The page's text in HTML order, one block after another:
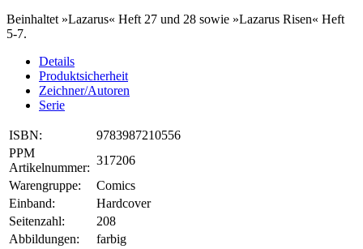
Beinhaltet »Lazarus« Heft 27 und 28 sowie »Lazarus Risen« Heft
5-7.
Details
Produktsicherheit
Zeichner/Autoren
Serie
ISBN:
9783987210556
PPM
Artikelnummer:
317206
Warengruppe:
Comics
Einband:
Hardcover
Seitenzahl:
208
Abbildungen:
farbig